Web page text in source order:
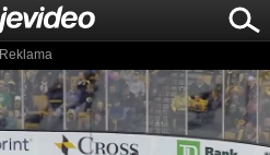
Reklama